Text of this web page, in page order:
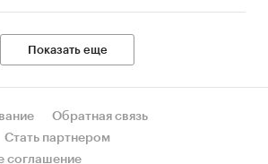
Показать еще
Обратная связь
Стать партнером
соглашение